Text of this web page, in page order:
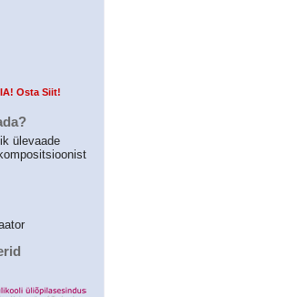
Osta Siit!
ülevaade